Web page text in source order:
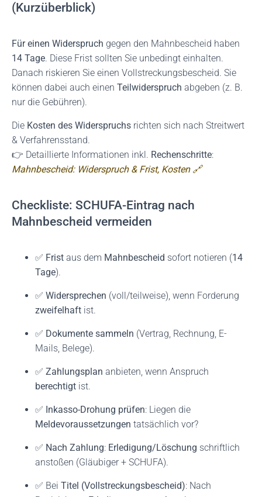
(Kurzüberblick)
Für einen Widerspruch gegen den Mahnbescheid haben
14 Tage. Diese Frist sollten Sie unbedingt einhalten.
Danach riskieren Sie einen Vollstreckungsbescheid. Sie
können dabei auch einen Teilwiderspruch abgeben (z. B.
nur die Gebühren).
Die Kosten des Widerspruchs richten sich nach Streitwert
& Verfahrensstand.
👉 Detaillierte Informationen inkl. Rechenschritte:
Mahnbescheid: Widerspruch & Frist, Kosten 🔗
Checkliste: SCHUFA-Eintrag nach
Mahnbescheid vermeiden
✅ Frist aus dem Mahnbescheid sofort notieren (14
Tage).
✅ Widersprechen (voll/teilweise), wenn Forderung
zweifelhaft ist.
✅ Dokumente sammeln (Vertrag, Rechnung, E-
Mails, Belege).
✅ Zahlungsplan anbieten, wenn Anspruch
berechtigt ist.
✅ Inkasso-Drohung prüfen: Liegen die
Meldevoraussetzungen tatsächlich vor?
✅ Nach Zahlung: Erledigung/Löschung schriftlich
anstoßen (Gläubiger + SCHUFA).
✅ Bei Titel (Vollstreckungsbescheid): Nach